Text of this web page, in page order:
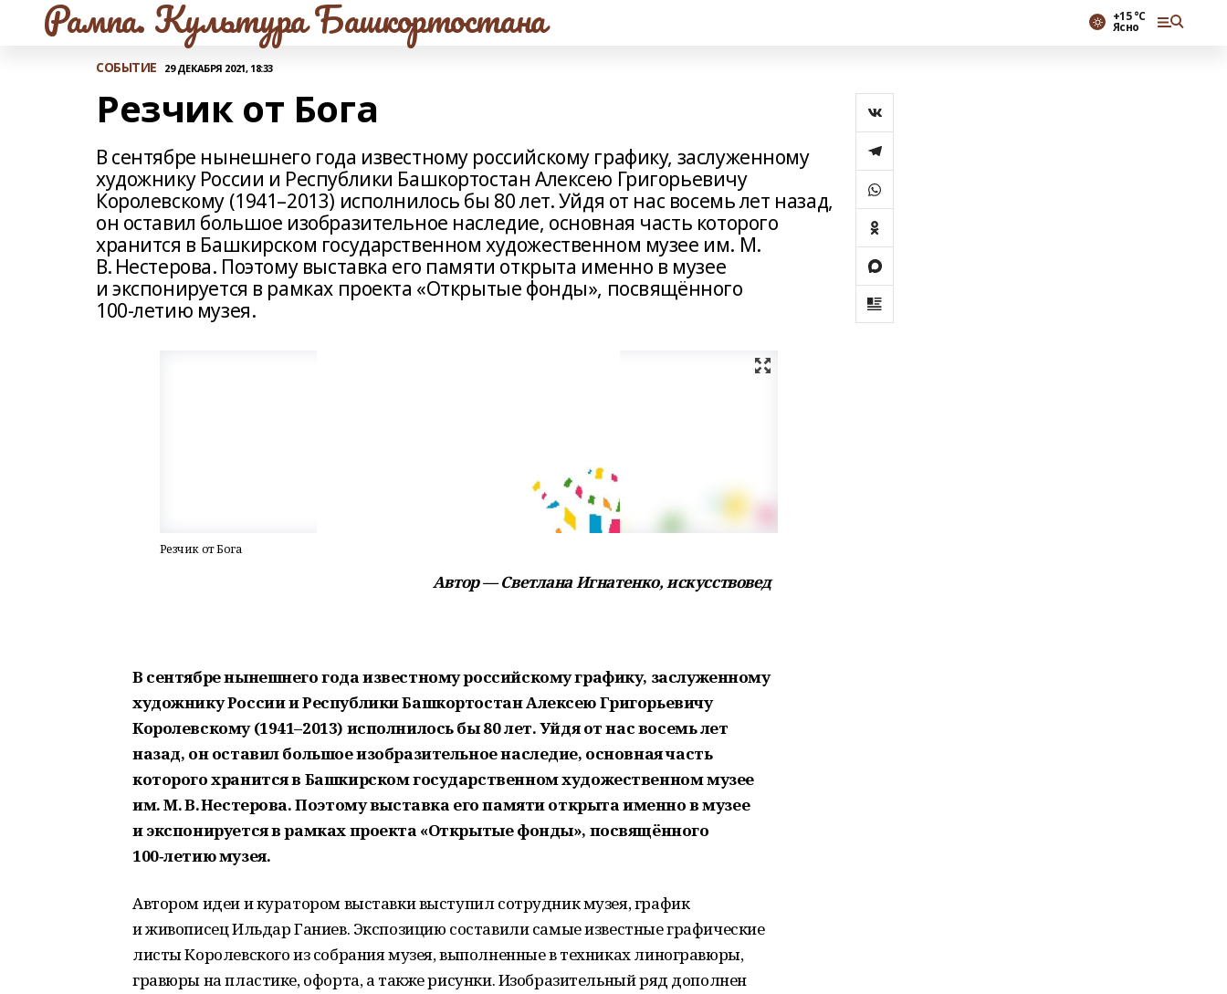
Рампа. Культура Башкортостана +15 °С
Ясно
СОБЫТИЕ 29 ДЕКАБРЯ 2021, 18:33
Резчик от Бога
В сентябре нынешнего года известному российскому графику, заслуженному
художнику России и Республики Башкортостан Алексею Григорьевичу
Королевскому (1941–2013) исполнилось бы 80 лет. Уйдя от нас восемь лет назад,
он оставил большое изобразительное наследие, основная часть которого
хранится в Башкирском государственном художественном музее им. М.
В. Нестерова. Поэтому выставка его памяти открыта именно в музее
и экспонируется в рамках проекта «Открытые фонды», посвящённого
100‑летию музея.
Резчик от Бога
Автор — Светлана Игнатенко, искусствовед
В сентябре нынешнего года известному российскому графику, заслуженному
художнику России и Республики Башкортостан Алексею Григорьевичу
Королевскому (1941–2013) исполнилось бы 80 лет. Уйдя от нас восемь лет
назад, он оставил большое изобразительное наследие, основная часть
которого хранится в Башкирском государственном художественном музее
им. М. В. Нестерова. Поэтому выставка его памяти открыта именно в музее
и экспонируется в рамках проекта «Открытые фонды», посвящённого
100‑летию музея.
Автором идеи и куратором выставки выступил сотрудник музея, график
и живописец Ильдар Ганиев. Экспозицию составили самые известные графические
листы Королевского из собрания музея, выполненные в техниках линогравюры,
гравюры на пластике, офорта, а также рисунки. Изобразительный ряд дополнен